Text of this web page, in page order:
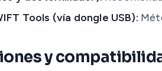
Tools (vía dongle USB):
y